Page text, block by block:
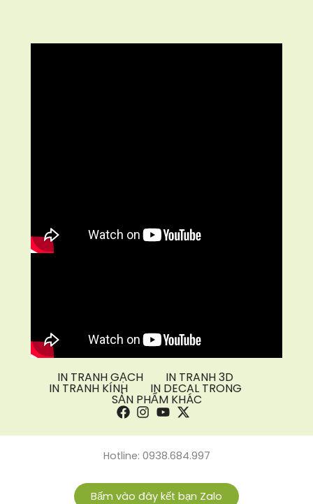
IN TRANH GẠCH IN TRANH 3D
IN TRANH KÍNH IN DECAL TRONG
SẢN PHẨM KHÁC
Hotline: 0938.684.997
Bấm vào đây kết bạn Zalo